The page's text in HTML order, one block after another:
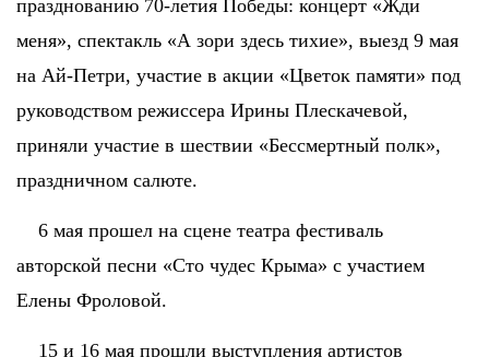
празднованию 70-летия Победы: концерт «Жди
меня», спектакль «А зори здесь тихие», выезд 9 мая
на Ай-Петри, участие в акции «Цветок памяти» под
руководством режиссера Ирины Плескачевой,
приняли участие в шествии «Бессмертный полк»,
праздничном салюте.
6 мая прошел на сцене театра фестиваль
авторской песни «Сто чудес Крыма» с участием
Елены Фроловой.
15 и 16 мая прошли выступления артистов